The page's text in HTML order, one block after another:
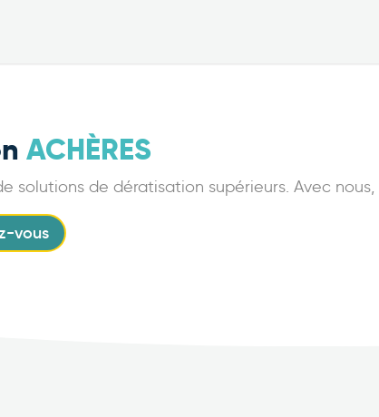
ACHÈRES
solutions de dératisation supérieurs. Avec
vous